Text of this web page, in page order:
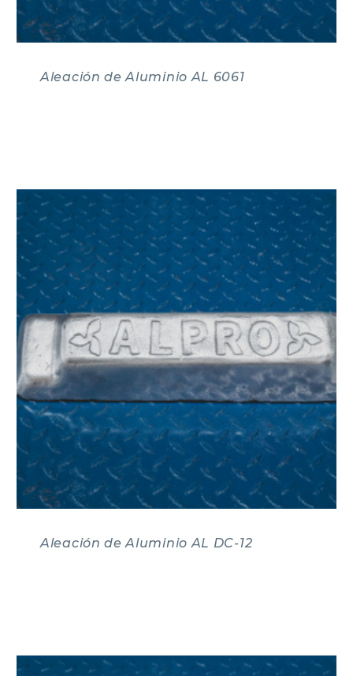
Aleación de Aluminio AL 6061
Aleación de Aluminio AL DC-12